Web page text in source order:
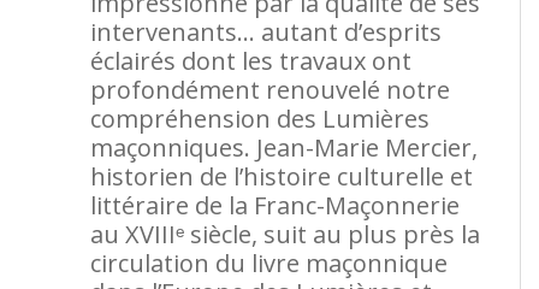
intervenants… autant d’esprits
éclairés dont les travaux ont
profondément renouvelé notre
compréhension des Lumières
maçonniques. Jean-Marie Mercier,
historien de l’histoire culturelle et
littéraire de la Franc-Maçonnerie
au XVIIIᵉ siècle, suit au plus près la
circulation du livre maçonnique